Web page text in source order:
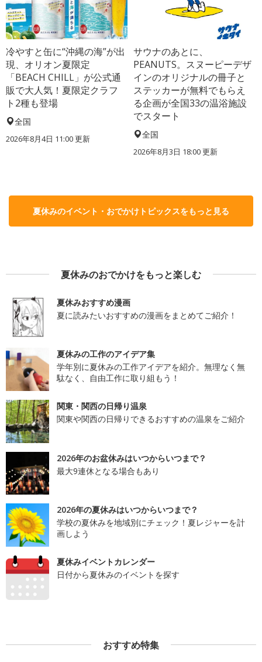
冷やすと缶に“沖縄の海”が出
現、オリオン夏限定
「BEACH CHILL」が公式通
販で大人気！夏限定クラフ
ト2種も登場
全国
2026年8月4日 11:00更新
サウナのあとに、
PEANUTS。スヌーピーデザ
インのオリジナルの冊子と
ステッカーが無料でもらえ
る企画が全国33の温浴施設
でスタート
全国
2026年8月3日 18:00更新
夏休みのイベント・おでかけトピックスをもっと見る
夏休みのおでかけをもっと楽しむ
夏休みおすすめ漫画
夏に読みたいおすすめの漫画をまとめてご紹介！
夏休みの工作のアイデア集
学年別に夏休みの工作アイデアを紹介。無理なく無
駄なく、自由工作に取り組もう！
関東・関西の日帰り温泉
関東や関西の日帰りできるおすすめの温泉をご紹介
2026年のお盆休みはいつからいつまで？
最大9連休となる場合もあり
2026年の夏休みはいつからいつまで？
学校の夏休みを地域別にチェック！夏レジャーを計
画しよう
夏休みイベントカレンダー
日付から夏休みのイベントを探す
おすすめ特集